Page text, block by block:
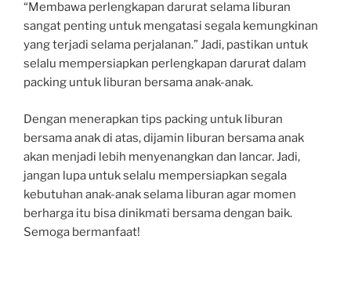
“Membawa perlengkapan darurat selama liburan
sangat penting untuk mengatasi segala kemungkinan
yang terjadi selama perjalanan.” Jadi, pastikan untuk
selalu mempersiapkan perlengkapan darurat dalam
packing untuk liburan bersama anak-anak.
Dengan menerapkan tips packing untuk liburan
bersama anak di atas, dijamin liburan bersama anak
akan menjadi lebih menyenangkan dan lancar. Jadi,
jangan lupa untuk selalu mempersiapkan segala
kebutuhan anak-anak selama liburan agar momen
berharga itu bisa dinikmati bersama dengan baik.
Semoga bermanfaat!